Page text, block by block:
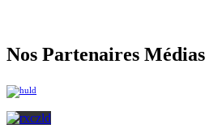
Nos Partenaires Médias